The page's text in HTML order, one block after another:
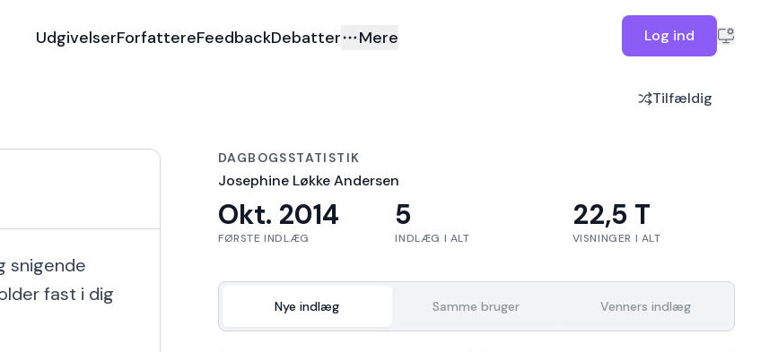
UdgivelserForfattereFeedbackDebatter Mere Log ind
Tilfældig
snigende
fast i dig
DAGBOGSSTATISTIK
Josephine Løkke Andersen
Okt. 2014
FØRSTE INDLÆG
5
INDLÆG I ALT
22,5 T
VISNINGER I ALT
Nye indlæg Samme bruger Venners indlæg